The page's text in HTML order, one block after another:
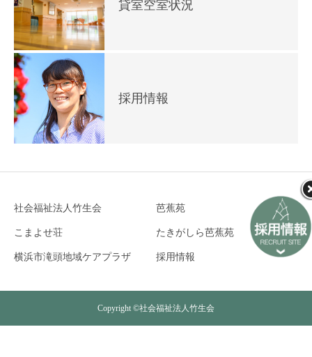
貸室空室状況
採用情報
社会福祉法人竹生会 芭蕉苑
こまよせ荘 たきがしら芭蕉苑
横浜市滝頭地域ケアプラザ 採用情報
Copyright ©社会福祉法人竹生会